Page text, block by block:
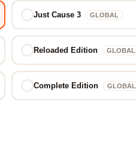
Just Cause 3 GLOBAL
Reloaded Edition GLOBAL
Complete Edition GLOBAL